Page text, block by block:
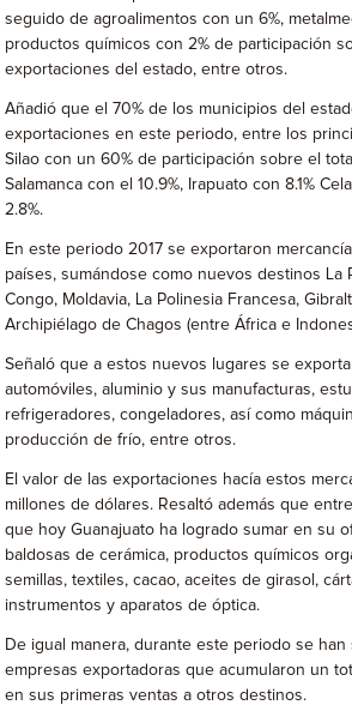
seguido de agroalimentos con un 6%,
productos químicos con 2% de participación
exportaciones del estado, entre otros.
Añadió que el 70% de los municipios del
exportaciones en este periodo, entre los
Silao con un 60% de participación sobre el
Salamanca con el 10.9%, Irapuato con 8.1%
2.8%.
En este periodo 2017 se exportaron
países, sumándose como nuevos destinos La
Congo, Moldavia, La Polinesia Francesa,
Archipiélago de Chagos (entre África e
Señaló que a estos nuevos lugares se
automóviles, aluminio y sus manufacturas,
refrigeradores, congeladores, así como
producción de frío, entre otros.
El valor de las exportaciones hacía estos
millones de dólares. Resaltó además que
que hoy Guanajuato ha logrado sumar en su
baldosas de cerámica, productos químicos
semillas, textiles, cacao, aceites de girasol,
instrumentos y aparatos de óptica.
De igual manera, durante este periodo se han
empresas exportadoras que acumularon un
en sus primeras ventas a otros destinos.